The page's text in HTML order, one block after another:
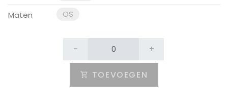
Maten
OS
- +
TOEVOEGEN